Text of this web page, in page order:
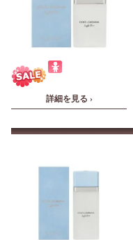
詳細を見る ›